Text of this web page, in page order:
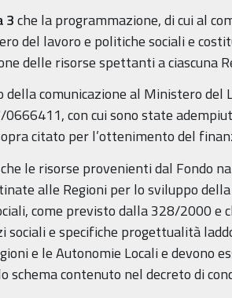
3che la programmazione, di cui al
del lavoro e politiche sociali e
delle risorse spettanti a ciascuna
della comunicazione al Ministero del
con cui sono state
citato per l’ottenimento del
le risorse provenienti dal Fondo
alle Regioni per lo sviluppo
come previsto dalla 328/2000 e
sociali e specifiche progettualità
e le Autonomie Locali e devono
schema contenuto nel decreto di